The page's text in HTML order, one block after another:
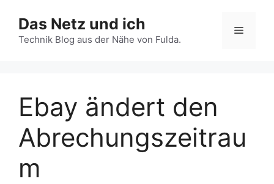
Inhalt
springen
Das Netz und ich
Technik Blog aus der Nähe von Fulda.
Menü
Ebay ändert den
Abrechungszeitrau
m